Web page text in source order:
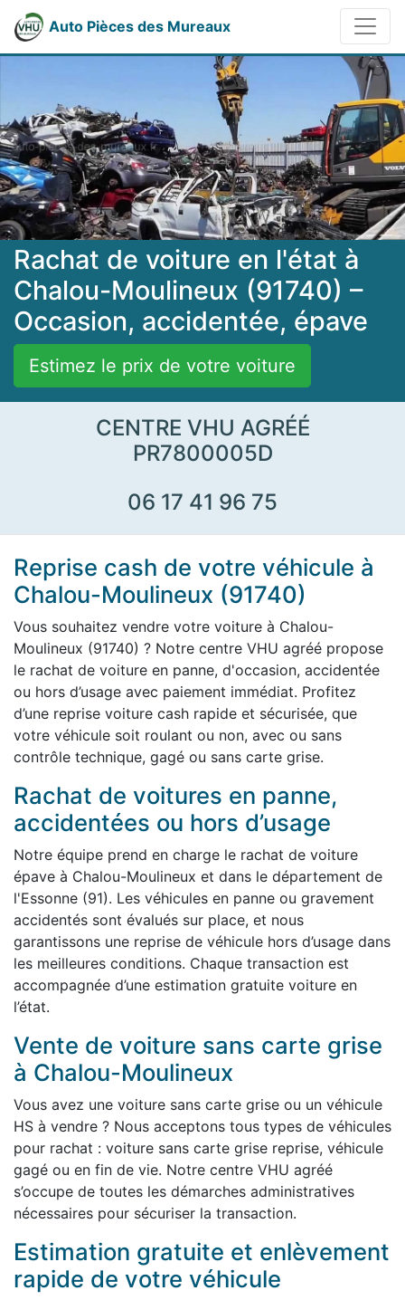
Auto Pièces des Mureaux
Rachat de voiture en l'état à
Chalou-Moulineux (91740) –
Occasion, accidentée, épave
Estimez le prix de votre voiture
CENTRE VHU AGRÉÉ
PR7800005D
06 17 41 96 75
Reprise cash de votre véhicule à
Chalou-Moulineux (91740)
Vous souhaitez vendre votre voiture à Chalou-
Moulineux (91740) ? Notre centre VHU agréé propose
le rachat de voiture en panne, d'occasion, accidentée
ou hors d’usage avec paiement immédiat. Profitez
d’une reprise voiture cash rapide et sécurisée, que
votre véhicule soit roulant ou non, avec ou sans
contrôle technique, gagé ou sans carte grise.
Rachat de voitures en panne,
accidentées ou hors d’usage
Notre équipe prend en charge le rachat de voiture
épave à Chalou-Moulineux et dans le département de
l'Essonne (91). Les véhicules en panne ou gravement
accidentés sont évalués sur place, et nous
garantissons une reprise de véhicule hors d’usage dans
les meilleures conditions. Chaque transaction est
accompagnée d’une estimation gratuite voiture en
l’état.
Vente de voiture sans carte grise
à Chalou-Moulineux
Vous avez une voiture sans carte grise ou un véhicule
HS à vendre ? Nous acceptons tous types de véhicules
pour rachat : voiture sans carte grise reprise, véhicule
gagé ou en fin de vie. Notre centre VHU agréé
s’occupe de toutes les démarches administratives
nécessaires pour sécuriser la transaction.
Estimation gratuite et enlèvement
rapide de votre véhicule